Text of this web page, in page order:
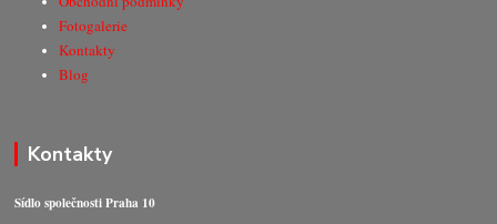
Fotogalerie
Kontakty
Blog
Kontakty
Sídlo společnosti Praha 10